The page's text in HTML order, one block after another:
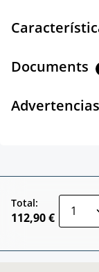
Documents
Total:
112,90 €